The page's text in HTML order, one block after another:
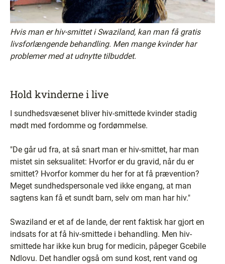
Hvis man er hiv-smittet i Swaziland, kan man få gratis
livsforlængende behandling. Men mange kvinder har
problemer med at udnytte tilbuddet.
Hold kvinderne i live
I sundhedsvæsenet bliver hiv-smittede kvinder stadig
mødt med fordomme og fordømmelse.
"De går ud fra, at så snart man er hiv-smittet, har man
mistet sin seksualitet: Hvorfor er du gravid, når du er
smittet? Hvorfor kommer du her for at få prævention?
Meget sundhedspersonale ved ikke engang, at man
sagtens kan få et sundt barn, selv om man har hiv."
Swaziland er et af de lande, der rent faktisk har gjort en
indsats for at få hiv-smittede i behandling. Men hiv-
smittede har ikke kun brug for medicin, påpeger Gcebile
Ndlovu. Det handler også om sund kost, rent vand og